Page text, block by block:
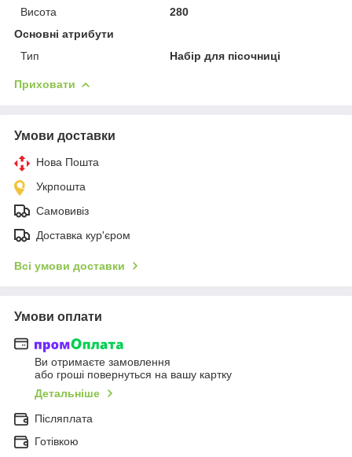
Висота
280
Основні атрибути
Тип
Набір для пісочниці
Приховати
Умови доставки
Нова Пошта
Укрпошта
Самовивіз
Доставка кур'єром
Всі умови доставки
Умови оплати
Ви отримаєте замовлення
або гроші повернуться на вашу картку
Детальніше
Післяплата
Готівкою